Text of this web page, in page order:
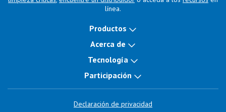
línea.
Productos
Acerca de
Tecnología
Participación
Declaración de privacidad